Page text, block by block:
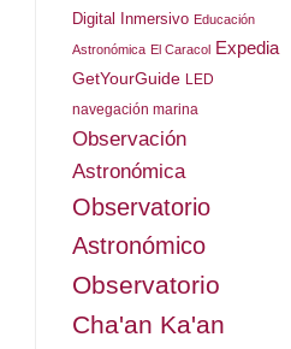
Digital Inmersivo Educación
Astronómica El Caracol Expedia
GetYourGuide LED
navegación marina
Observación
Astronómica
Observatorio
Astronómico
Observatorio
Cha'an Ka'an